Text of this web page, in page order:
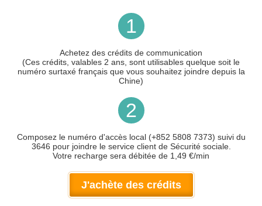
1
Achetez des crédits de communication
(Ces crédits, valables 2 ans, sont utilisables quelque soit le
numéro surtaxé français que vous souhaitez joindre depuis la
Chine)
2
Composez le numéro d'accès local (+852 5808 7373) suivi du
3646 pour joindre le service client de Sécurité sociale.
Votre recharge sera débitée de 1,49 €/min
J'achète des crédits